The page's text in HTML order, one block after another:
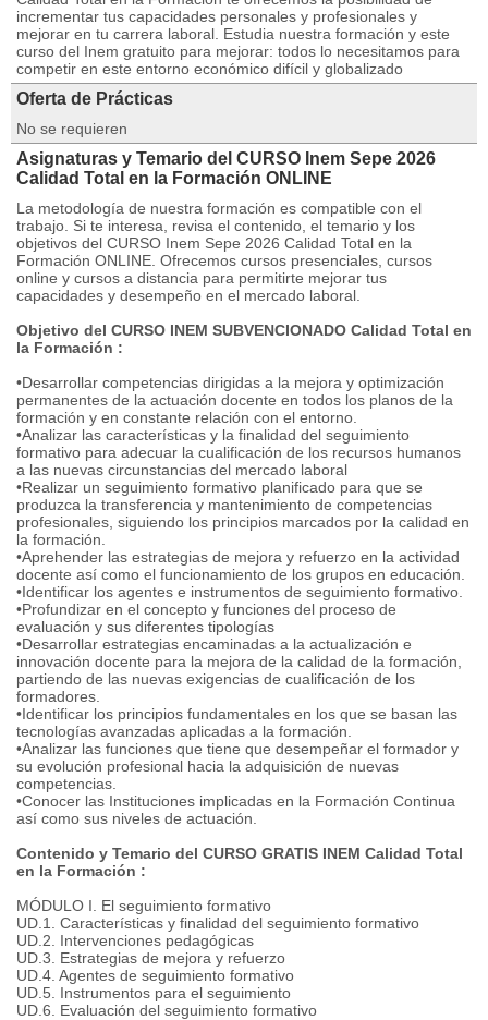
incrementar tus capacidades personales y profesionales y
mejorar en tu carrera laboral. Estudia nuestra formación y este
curso del Inem gratuito para mejorar: todos lo necesitamos para
competir en este entorno económico difícil y globalizado
Oferta de Prácticas
No se requieren
Asignaturas y Temario del CURSO Inem Sepe 2026
Calidad Total en la Formación ONLINE
La metodología de nuestra formación es compatible con el
trabajo. Si te interesa, revisa el contenido, el temario y los
objetivos del CURSO Inem Sepe 2026 Calidad Total en la
Formación ONLINE. Ofrecemos cursos presenciales, cursos
online y cursos a distancia para permitirte mejorar tus
capacidades y desempeño en el mercado laboral.
Objetivo del CURSO INEM SUBVENCIONADO Calidad Total en
la Formación :
•Desarrollar competencias dirigidas a la mejora y optimización
permanentes de la actuación docente en todos los planos de la
formación y en constante relación con el entorno.
•Analizar las características y la finalidad del seguimiento
formativo para adecuar la cualificación de los recursos humanos
a las nuevas circunstancias del mercado laboral
•Realizar un seguimiento formativo planificado para que se
produzca la transferencia y mantenimiento de competencias
profesionales, siguiendo los principios marcados por la calidad en
la formación.
•Aprehender las estrategias de mejora y refuerzo en la actividad
docente así como el funcionamiento de los grupos en educación.
•Identificar los agentes e instrumentos de seguimiento formativo.
•Profundizar en el concepto y funciones del proceso de
evaluación y sus diferentes tipologías
•Desarrollar estrategias encaminadas a la actualización e
innovación docente para la mejora de la calidad de la formación,
partiendo de las nuevas exigencias de cualificación de los
formadores.
•Identificar los principios fundamentales en los que se basan las
tecnologías avanzadas aplicadas a la formación.
•Analizar las funciones que tiene que desempeñar el formador y
su evolución profesional hacia la adquisición de nuevas
competencias.
•Conocer las Instituciones implicadas en la Formación Continua
así como sus niveles de actuación.
Contenido y Temario del CURSO GRATIS INEM Calidad Total
en la Formación :
MÓDULO I. El seguimiento formativo
UD.1. Características y finalidad del seguimiento formativo
UD.2. Intervenciones pedagógicas
UD.3. Estrategias de mejora y refuerzo
UD.4. Agentes de seguimiento formativo
UD.5. Instrumentos para el seguimiento
UD.6. Evaluación del seguimiento formativo